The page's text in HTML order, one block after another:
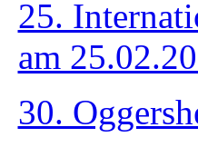
25.
am
30.